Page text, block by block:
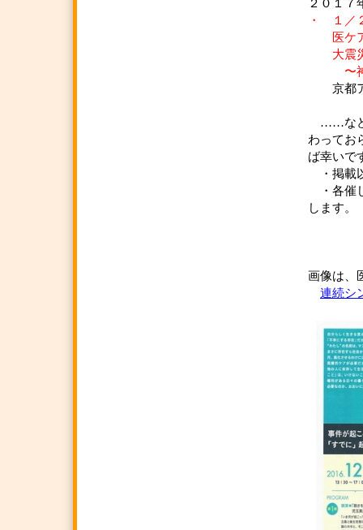
２０１７
・ １／
医ケア
大震災
〜神戸
京都
……など
わってお
ば幸い
・掲載
・各催
画像は、
連続シ